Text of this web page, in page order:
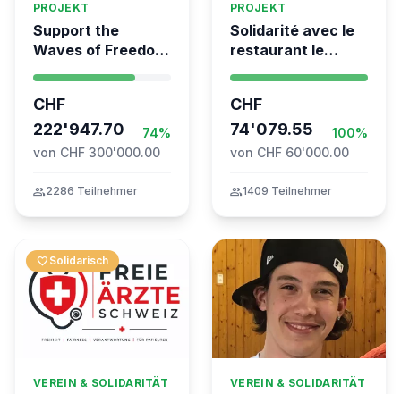
PROJEKT
Support the
Waves of Freedom
the Global
Movement to Gaza
CHF
222'947.70
74%
von CHF 300'000.00
group2286 Teilnehmer
PROJEKT
Solidarité avec le
restaurant le
CHF
74'079.55
100%
von CHF 60'000.00
group1409 Teilnehmer
favorite Solidarisch
VEREIN & SOLIDARITÄT VEREIN & SOLIDARITÄT